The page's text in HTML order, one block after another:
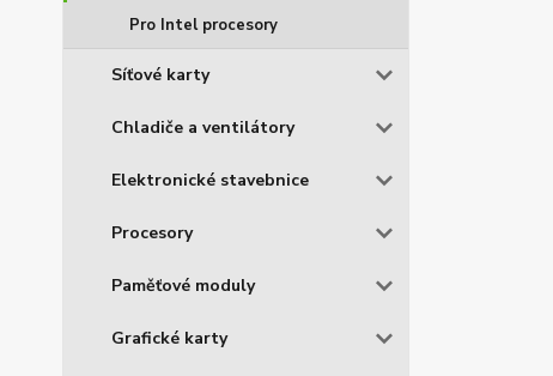
Pro Intel procesory
Síťové karty
Chladiče a ventilátory
Elektronické stavebnice
Procesory
Paměťové moduly
Grafické karty